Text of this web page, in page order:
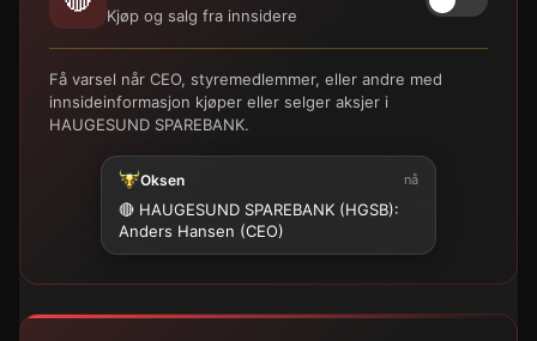
Kjøp og salg fra innsidere
Få varsel når CEO, styremedlemmer, eller andre med
innsideinformasjon kjøper eller selger aksjer i
HAUGESUND SPAREBANK.
Oksen nå
🔴 HAUGESUND SPAREBANK (HGSB):
Anders Hansen (CEO)